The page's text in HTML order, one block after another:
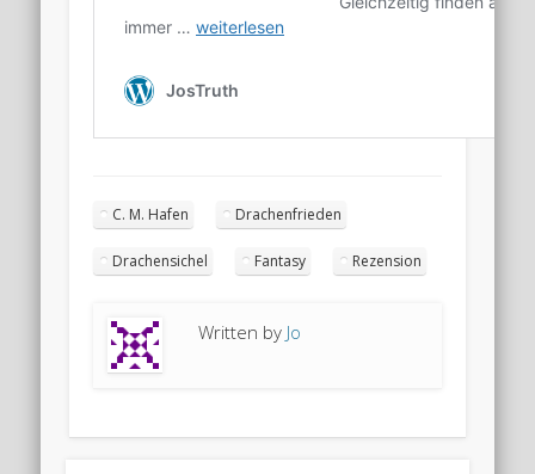
C. M. Hafen Drachenfrieden
Drachensichel Fantasy Rezension
Written by Jo